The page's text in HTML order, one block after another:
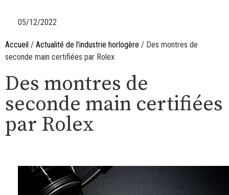
05/12/2022
Accueil / Actualité de l'industrie horlogère / Des montres de
seconde main certifiées par Rolex
Des montres de
seconde main certifiées
par Rolex